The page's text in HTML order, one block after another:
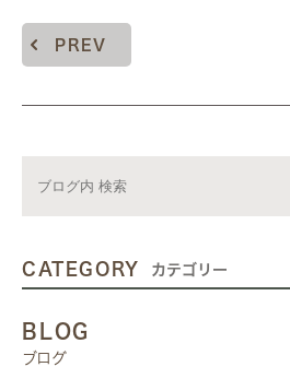
PREV
CATEGORY カテゴリー
BLOG
ブログ